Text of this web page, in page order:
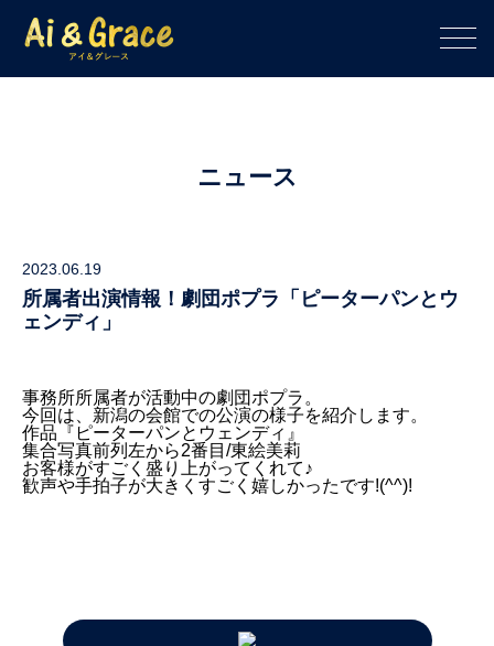
ニュース
2023.06.19
所属者出演情報！劇団ポプラ「ピーターパンとウ
ェンディ」
事務所所属者が活動中の劇団ポプラ。
今回は、新潟の会館での公演の様子を紹介します。
作品『ピーターパンとウェンディ』
集合写真前列左から2番目/東絵美莉
お客様がすごく盛り上がってくれて♪
歓声や手拍子が大きくすごく嬉しかったです!(^^)!